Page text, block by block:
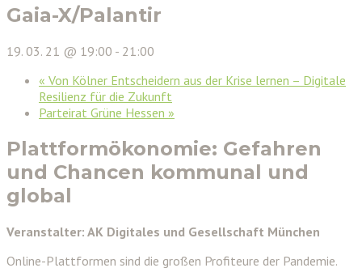
Gaia-X/Palantir
19. 03. 21 @ 19:00 - 21:00
« Von Kölner Entscheidern aus der Krise lernen – Digitale
Resilienz für die Zukunft
Parteirat Grüne Hessen »
Plattformökonomie: Gefahren
und Chancen kommunal und
global
Veranstalter: AK Digitales und Gesellschaft München
Online-Plattformen sind die großen Profiteure der Pandemie.